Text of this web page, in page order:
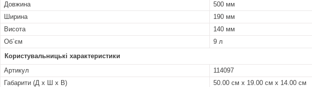
Довжина
500 мм
Ширина
190 мм
Висота
140 мм
Об`єм
9 л
Користувальницькі характеристики
Артикул
114097
Габарити (Д x Ш x В)
50.00 см х 19.00 см х 14.00 см